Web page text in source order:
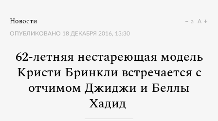
Новости
ОПУБЛИКОВАНО 18 ДЕКАБРЯ 2016, 13:30
a A
62-летняя нестареющая модель
Кристи Бринкли встречается с
отчимом Джиджи и Беллы
Хадид